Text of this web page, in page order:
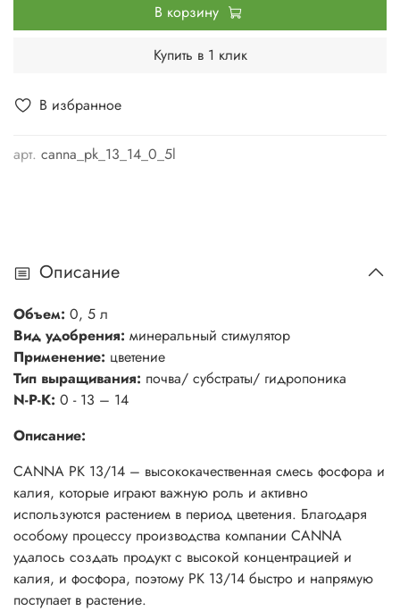
В избранное
арт. canna_pk_13_14_0_5l
В корзину
Купить в 1 клик
Описание
Объем: 0, 5 л
Вид удобрения: минеральный стимулятор
Применение: цветение
Тип выращивания: почва/ субстраты/ гидропоника
N-P-K: 0 - 13 – 14
Описание:
CANNA PK 13/14 – высококачественная смесь фосфора и
калия, которые играют важную роль и активно
используются растением в период цветения. Благодаря
особому процессу производства компании CANNA
удалось создать продукт с высокой концентрацией и
калия, и фосфора, поэтому PK 13/14 быстро и напрямую
поступает в растение.